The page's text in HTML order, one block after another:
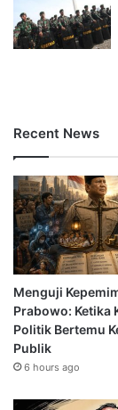
Recent News
Menguji
Prabowo: Ketika
Politik Bertemu
Publik
6 hours ago